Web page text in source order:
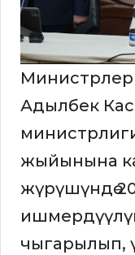
Министрлер
Адылбек
жыйынына
жүрүшүндө
чыгарылып,